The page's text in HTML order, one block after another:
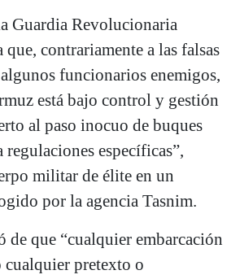
Guardia Revolucionaria
contrariamente a las falsas
funcionarios enemigos,
está bajo control y gestión
al paso inocuo de buques
específicas”,
militar de élite en un
por la agencia Tasnim.
de que “cualquier embarcación
pretexto o